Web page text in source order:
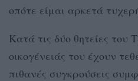
οπότε είμαι αρκετά
Κατά τις δύο θητείες του
οικογένειάς του έχουν
πιθανές συγκρούσεις